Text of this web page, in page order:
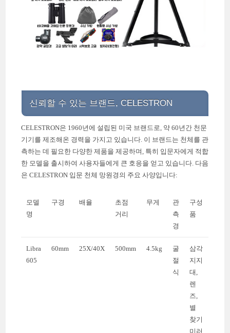
신뢰할 수 있는 브랜드, CELESTRON
CELESTRON은 1960년에 설립된 미국 브랜드로, 약 60년간 천문
기기를 제조해온 경력을 가지고 있습니다. 이 브랜드는 천체를 관
측하는 데 필요한 다양한 제품을 제공하며, 특히 입문자에게 적합
한 모델을 출시하여 사용자들에게 큰 호응을 얻고 있습니다. 다음
은 CELESTRON 입문 천체 망원경의 주요 사양입니다:
모델
명
구경 배율
초점
거리
무게
관
측
경
구성
품
Libra
605
60mm 25X/40X 500mm 4.5kg
굴
절
식
삼각
지지
대,
렌
즈,
별
찾기
미러